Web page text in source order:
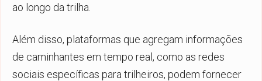
ao longo da trilha.
Além disso, plataformas que agregam informações
de caminhantes em tempo real, como as redes
sociais específicas para trilheiros, podem fornecer